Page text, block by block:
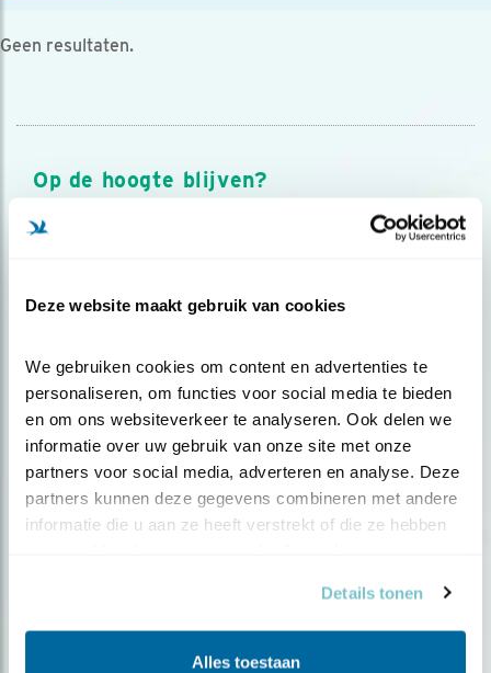
Deze website maakt gebruik van cookies
We gebruiken cookies om content en advertenties te
personaliseren, om functies voor social media te bieden
en om ons websiteverkeer te analyseren. Ook delen we
informatie over uw gebruik van onze site met onze
partners voor social media, adverteren en analyse. Deze
partners kunnen deze gegevens combineren met andere
informatie die u aan ze heeft verstrekt of die ze hebben
Details tonen
Alles toestaan
Geen resultaten.
Op de hoogte blijven?
Meld je aan en ontvang nieuws, inspiratie, acties en tips
over vogels en activiteiten van Vogelbescherming.